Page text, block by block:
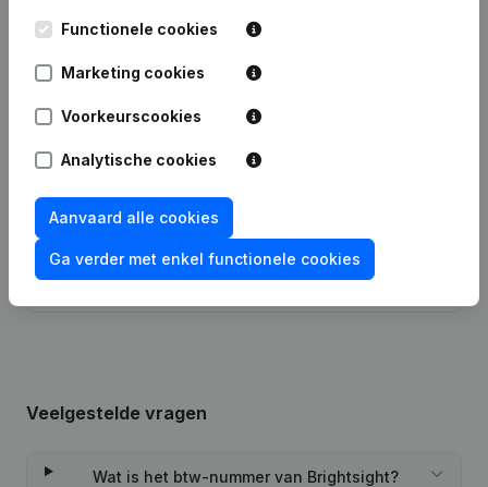
Publicatiesvan Brightsight
06-02-2026 Maatschappelijke Zetel
26-10-2022
Rubriek Oprichting (Nieuwe
Rechtspersoon, Opening Bijkantoor,
enz...)
Veelgestelde vragen
Wat is het btw-nummer van Brightsight?
Functionele cookies
Marketing cookies
Voorkeurscookies
Analytische cookies
Aanvaard alle cookies
Ga verder met enkel functionele cookies